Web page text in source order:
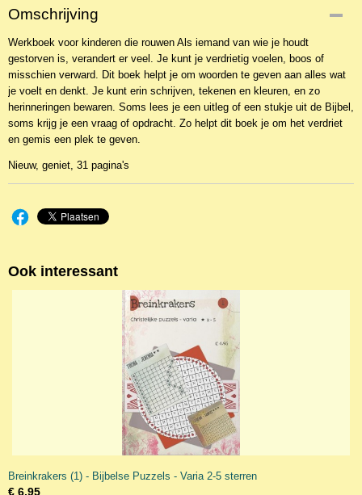
Productcode
NBKTKb-2512
EAN code
9789402914566
Omschrijving
Werkboek voor kinderen die rouwen Als iemand van wie je houdt
gestorven is, verandert er veel. Je kunt je verdrietig voelen, boos of
misschien verward. Dit boek helpt je om woorden te geven aan alles wat
je voelt en denkt. Je kunt erin schrijven, tekenen en kleuren, en zo
herinneringen bewaren. Soms lees je een uitleg of een stukje uit de Bijbel,
soms krijg je een vraag of opdracht. Zo helpt dit boek je om het verdriet
en gemis een plek te geven.
Nieuw, geniet, 31 pagina's
Ook interessant
Breinkrakers (1) - Bijbelse Puzzels - Varia 2-5 sterren
€ 6,95